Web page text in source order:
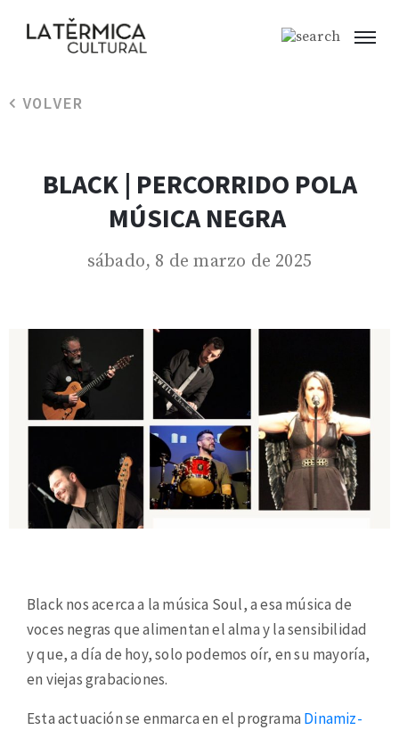
VOLVER
BLACK | PERCORRIDO POLA
MÚSICA NEGRA
sábado, 8 de marzo de 2025
Black nos acerca a la música Soul, a esa música de
voces negras que alimentan el alma y la sensibilidad
y que, a día de hoy, solo podemos oír, en su mayoría,
en viejas grabaciones.
Esta actuación se enmarca en el programa Dinamiz-